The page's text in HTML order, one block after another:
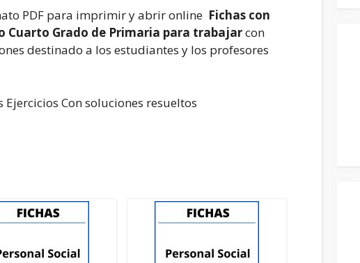
PDF para imprimir y abrir online Fichas con
Cuarto Grado de Primaria para trabajarcon
destinado a los estudiantes y los profesores
Con soluciones resueltos